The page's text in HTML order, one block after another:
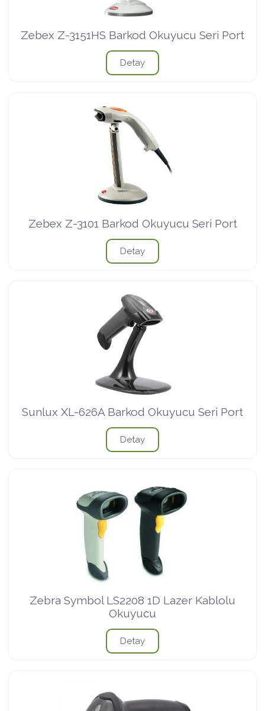
Zebex Z-3151HS Barkod Okuyucu Seri Port
Detay
Zebex Z-3101 Barkod Okuyucu Seri Port
Detay
Sunlux XL-626A Barkod Okuyucu Seri Port
Detay
Zebra Symbol LS2208 1D Lazer Kablolu
Okuyucu
Detay